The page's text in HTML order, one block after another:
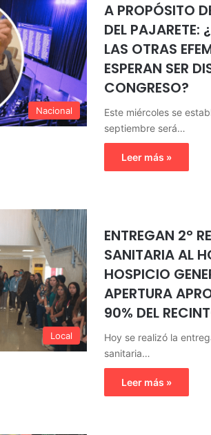
Nacional
A PROPÓSITO
DEL PAJARETE:
LAS OTRAS
ESPERAN SER
CONGRESO?
Este miércoles se
septiembre será…
Leer más »
Local
ENTREGAN 2°
SANITARIA AL
HOSPICIO
APERTURA
90% DEL
Hoy se realizó la
sanitaria…
Leer más »